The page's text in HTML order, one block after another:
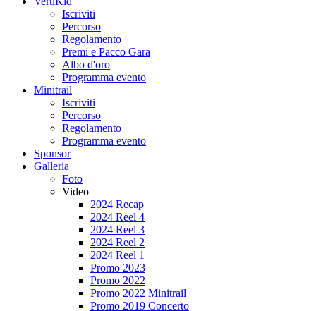
Iscriviti
Percorso
Regolamento
Premi e Pacco Gara
Albo d'oro
Programma evento
Minitrail
Iscriviti
Percorso
Regolamento
Programma evento
Sponsor
Galleria
Foto
Video
2024 Recap
2024 Reel 4
2024 Reel 3
2024 Reel 2
2024 Reel 1
Promo 2023
Promo 2022
Promo 2022 Minitrail
Promo 2019 Concerto